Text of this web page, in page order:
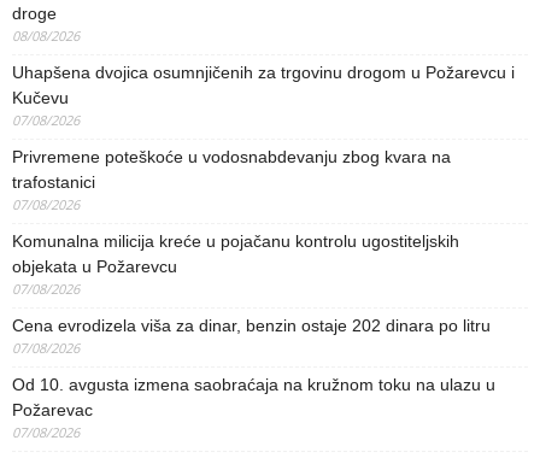
droge
08/08/2026
Uhapšena dvojica osumnjičenih za trgovinu drogom u Požarevcu i
Kučevu
07/08/2026
Privremene poteškoće u vodosnabdevanju zbog kvara na
trafostanici
07/08/2026
Komunalna milicija kreće u pojačanu kontrolu ugostiteljskih
objekata u Požarevcu
07/08/2026
Cena evrodizela viša za dinar, benzin ostaje 202 dinara po litru
07/08/2026
Od 10. avgusta izmena saobraćaja na kružnom toku na ulazu u
Požarevac
07/08/2026